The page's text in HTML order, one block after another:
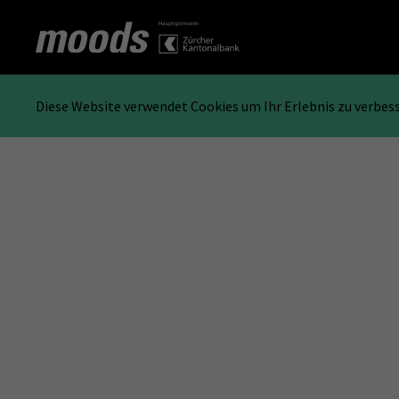
Diese Website verwendet Cookies um Ihr Erlebnis zu